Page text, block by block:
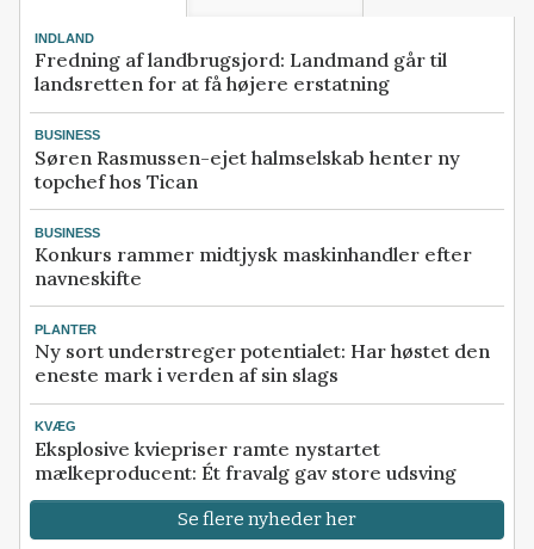
INDLAND
Fredning af landbrugsjord: Landmand går til
landsretten for at få højere erstatning
BUSINESS
Søren Rasmussen-ejet halmselskab henter ny
topchef hos Tican
BUSINESS
Konkurs rammer midtjysk maskinhandler efter
navneskifte
PLANTER
Ny sort understreger potentialet: Har høstet den
eneste mark i verden af sin slags
KVÆG
Eksplosive kviepriser ramte nystartet
mælkeproducent: Ét fravalg gav store udsving
Se flere nyheder her